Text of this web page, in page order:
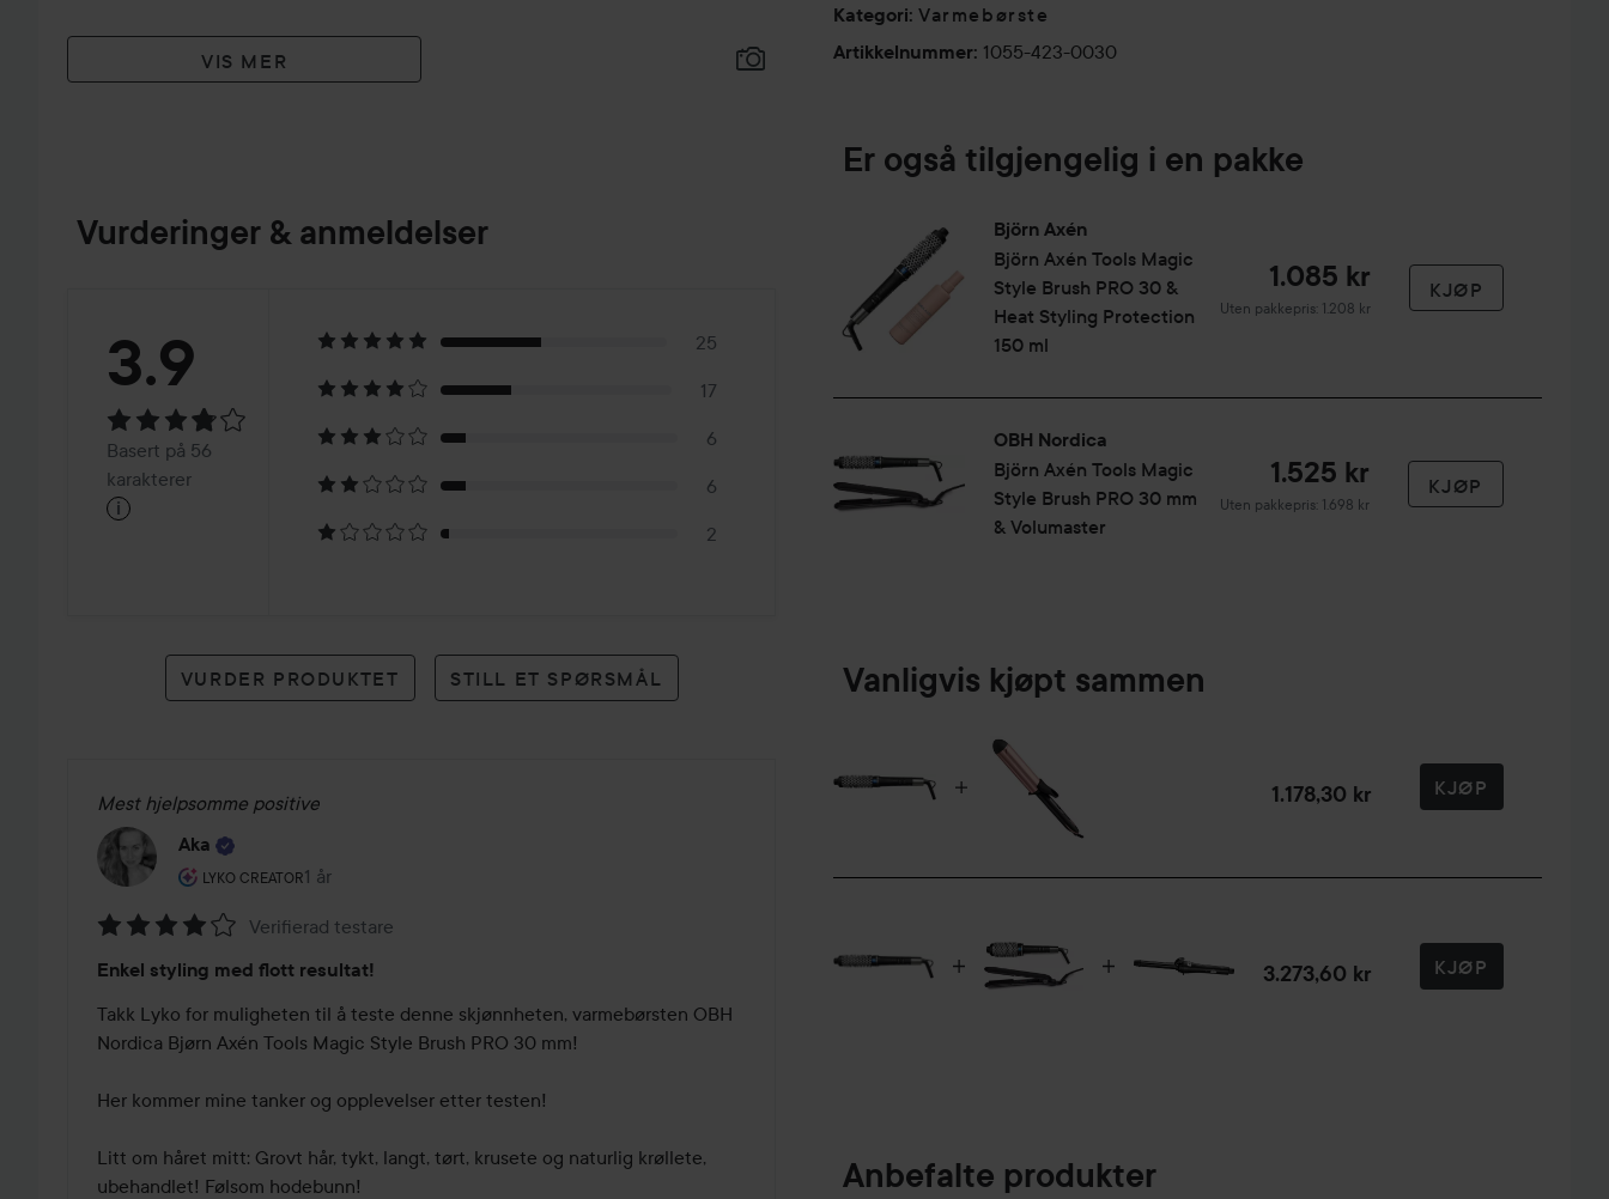
VIS MER
Vurderinger & anmeldelser
Vurdering:
3.9Basert
på
karakterer
3.9
Basert på 56
karakterer
i
25
17
6
6
2
VURDER PRODUKTET STILL ET SPØRSMÅL
Mest hjelpsomme positive
Aka
LYKO CREATOR
Brukerens rolle: Lyko Creator.
1 år
Innlegget ble opprettet 1 år
4
av
5
Verifierad testare
Enkel styling med flott resultat!
Takk Lyko for muligheten til å teste denne skjønnheten, varmebørsten OBH
Nordica Bjørn Axén Tools Magic Style Brush PRO 30 mm!
Her kommer mine tanker og opplevelser etter testen!
Litt om håret mitt: Grovt hår, tykt, langt, tørt, krusete og naturlig krøllete,
ubehandlet! Følsom hodebunn!
Bruk:
naturlig og levende resultat. For best resultat bør håret være tørt før du begynner å
Kategori: Varmebørste
Artikkelnummer: 1055-423-0030
Er også tilgjengelig i en pakke
Björn Axén
Björn Axén Tools Magic
Style Brush PRO 30 &
Heat Styling Protection
150 ml
1.085 kr
Uten pakkepris: 1.208 kr
KJØP
OBH Nordica
Björn Axén Tools Magic
Style Brush PRO 30 mm
& Volumaster
1.525 kr
Uten pakkepris: 1.698 kr
KJØP
Vanligvis kjøpt sammen
1.178,30 kr KJØP
3.273,60 kr KJØP
Anbefalte produkter